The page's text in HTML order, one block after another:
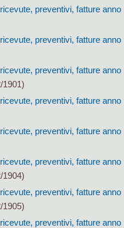
preventivi, fatture anno
preventivi, fatture anno
preventivi, fatture anno
1901)
preventivi, fatture anno
preventivi, fatture anno
preventivi, fatture anno
1904)
preventivi, fatture anno
1905)
preventivi, fatture anno